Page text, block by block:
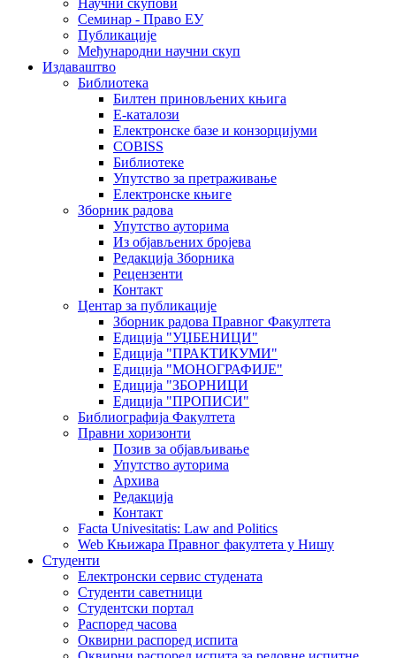
Научни скупови
Семинар - Право ЕУ
Публикације
Међународни научни скуп
Издаваштво
Библиотека
Билтен приновљених књига
Е-каталози
Електронске базе и конзорцијуми
COBISS
Библиотеке
Упутство за претраживање
Електронске књиге
Зборник радова
Упутство ауторима
Из објављених бројева
Редакција Зборника
Рецензенти
Контакт
Центар за публикације
Зборник радова Правног Факултета
Едиција "УЏБЕНИЦИ"
Едиција "ПРАКТИКУМИ"
Едиција "МОНОГРАФИЈЕ"
Едиција "ЗБОРНИЦИ
Едиција "ПРОПИСИ"
Библиографија Факултета
Правни хоризонти
Позив за објављивање
Упутство ауторима
Архива
Редакција
Контакт
Facta Univesitatis: Law and Politics
Web Књижара Правног факултета у Нишу
Студенти
Електронски сервис студената
Студенти саветници
Студентски портал
Распоред часова
Оквирни распоред испита